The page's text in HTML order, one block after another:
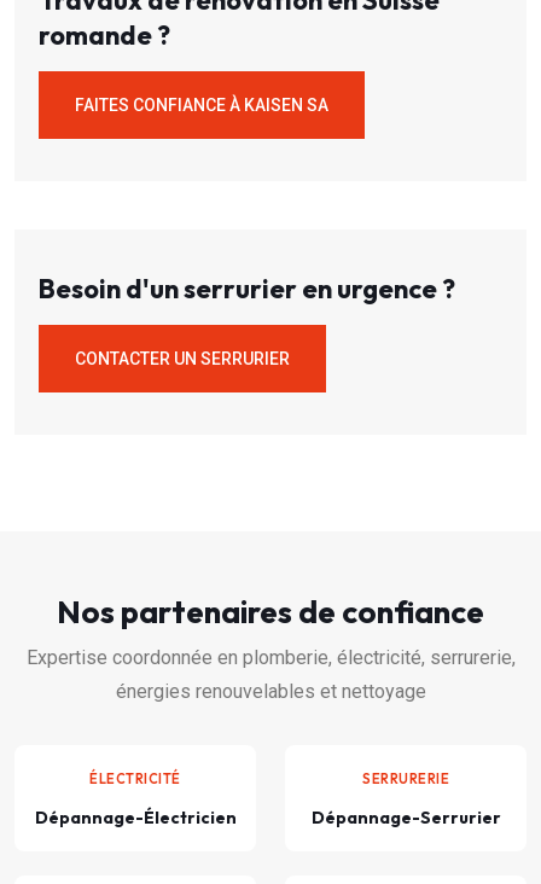
romande ?
FAITES CONFIANCE À KAISEN SA
Besoin d'un serrurier en urgence ?
CONTACTER UN SERRURIER
Nos partenaires de confiance
Expertise coordonnée en plomberie, électricité, serrurerie,
énergies renouvelables et nettoyage
ÉLECTRICITÉ
Dépannage-Électricien
SERRURERIE
Dépannage-Serrurier